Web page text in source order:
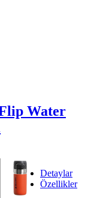
Water
Detaylar
Özellikler